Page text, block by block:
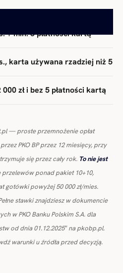
+ min. 5 płatności kartą
karta używana rzadziej niż 5×
zł i bez 5 płatności kartą
— proste przemnożenie opłat
PKO BP przez 12 miesięcy, przy
się przez cały rok. To nie jest
przelewów ponad pakiet 10+10,
gotówki powyżej 50 000 zł/mies.
stawki znajdziesz w dokumencie
w PKO Banku Polskim S.A. dla
od dnia 01.12.2025″ na pkobp.pl.
warunki u źródła przed decyzją.